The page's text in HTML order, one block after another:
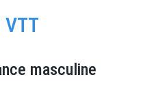
masculine